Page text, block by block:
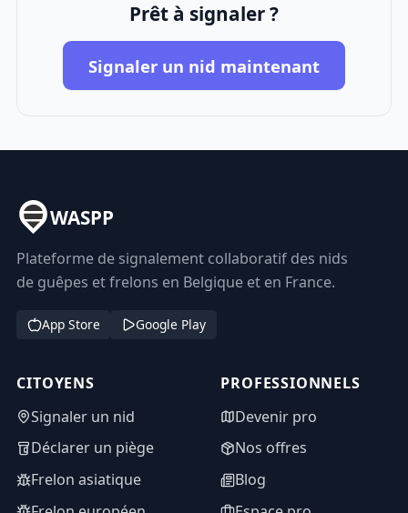
Prêt à signaler ?
Signaler un nid maintenant
WASPP
Plateforme de signalement collaboratif des nids
de guêpes et frelons en Belgique et en France.
App Store Google Play
CITOYENS
Signaler un nid
Déclarer un piège
Frelon asiatique
PROFESSIONNELS
Devenir pro
Nos offres
Blog